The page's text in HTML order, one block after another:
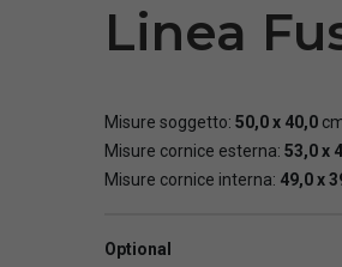
Linea
Misure soggetto: 50,0 x 40,0
Misure cornice esterna: 53,0 x
Misure cornice interna: 49,0 x
Optional